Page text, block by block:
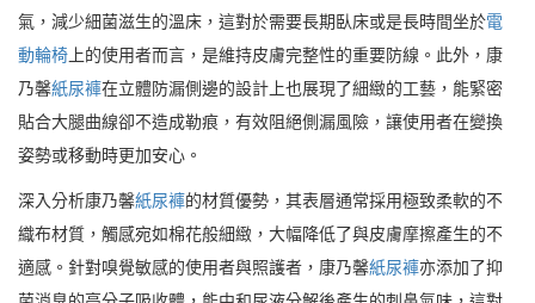
氣，減少細菌滋生的溫床，這對於需要長期臥床或是長時間坐於電
動輪椅 上的使用者而言，是維持皮膚完整性的重要防線。此外，康
乃馨紙尿褲在立體防漏側邊的設計上也展現了細緻的工藝，能緊密
貼合大腿曲線卻不造成勒痕，有效阻絕側漏風險，讓使用者在變換
姿勢或移動時更加安心。
深入分析康乃馨紙尿褲的材質優勢，其表層通常採用極致柔軟的不
織布材質，觸感宛如棉花般細緻，大幅降低了與皮膚摩擦產生的不
適感。針對嗅覺敏感的使用者與照護者，康乃馨紙尿褲亦添加了抑